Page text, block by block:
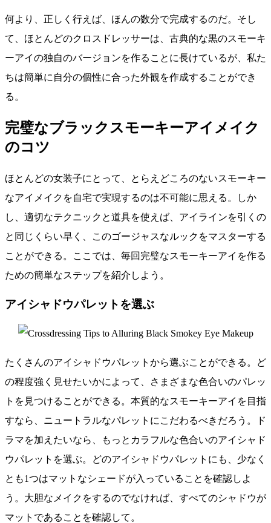
何より、正しく行えば、ほんの数分で完成するのだ。そし
て、ほとんどのクロスドレッサーは、古典的な黒のスモーキ
ーアイの独自のバージョンを作ることに長けているが、私た
ちは簡単に自分の個性に合った外観を作成することができ
る。
完璧なブラックスモーキーアイメイク
のコツ
ほとんどの女装子にとって、とらえどころのないスモーキー
なアイメイクを自宅で実現するのは不可能に思える。しか
し、適切なテクニックと道具を使えば、アイラインを引くの
と同じくらい早く、このゴージャスなルックをマスターする
ことができる。ここでは、毎回完璧なスモーキーアイを作る
ための簡単なステップを紹介しよう。
アイシャドウパレットを選ぶ
たくさんのアイシャドウパレットから選ぶことができる。ど
の程度強く見せたいかによって、さまざまな色合いのパレッ
トを見つけることができる。本質的なスモーキーアイを目指
すなら、ニュートラルなパレットにこだわるべきだろう。ド
ラマを加えたいなら、もっとカラフルな色合いのアイシャド
ウパレットを選ぶ。どのアイシャドウパレットにも、少なく
とも1つはマットなシェードが入っていることを確認しよ
う。大胆なメイクをするのでなければ、すべてのシャドウが
マットであることを確認して。